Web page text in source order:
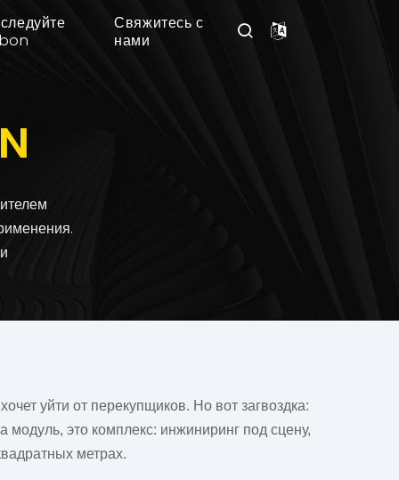
Свяжитесь с
нами
уйти от перекупщиков. Но вот загвоздка:
модуль, это комплекс: инжиниринг под сцену,
метрах.